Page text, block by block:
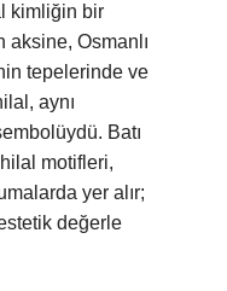
kimliğin bir
aksine, Osmanlı
tepelerinde ve
aynı
Batı
motifleri,
yer alır;
değerle